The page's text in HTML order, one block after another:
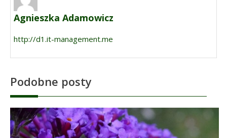
Agnieszka Adamowicz
http://d1.it-management.me
Podobne posty